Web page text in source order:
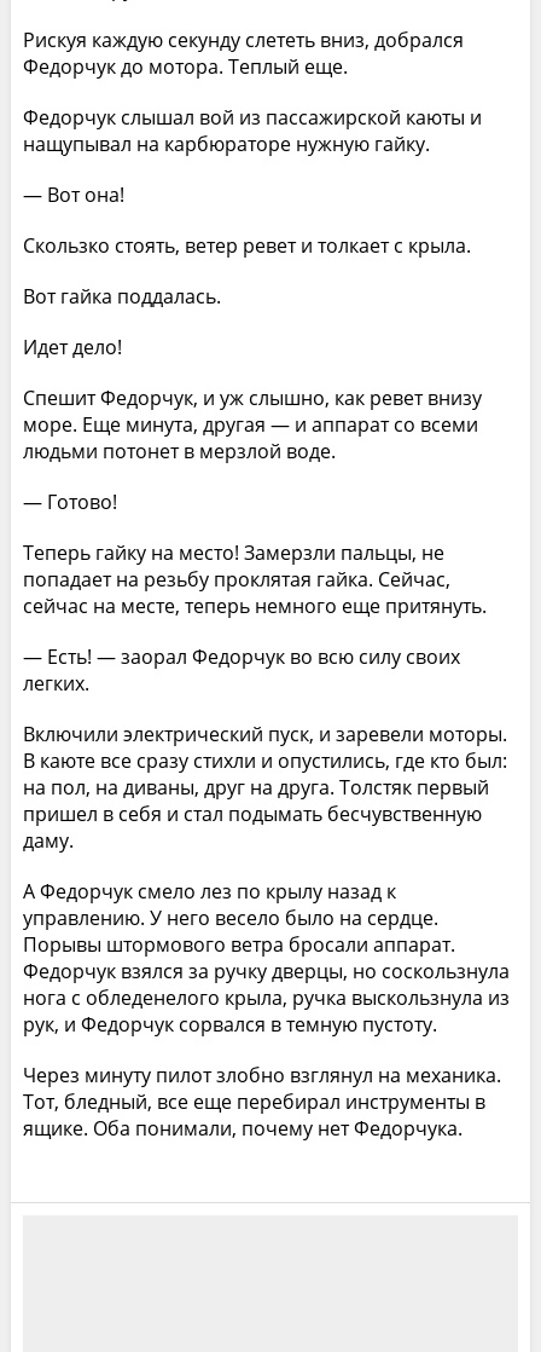
Рискуя каждую секунду слететь вниз, добрался
Федорчук до мотора. Теплый еще.
Федорчук слышал вой из пассажирской каюты и
нащупывал на карбюраторе нужную гайку.
— Вот она!
Скользко стоять, ветер ревет и толкает с крыла.
Вот гайка поддалась.
Идет дело!
Спешит Федорчук, и уж слышно, как ревет внизу
море. Еще минута, другая — и аппарат со всеми
людьми потонет в мерзлой воде.
— Готово!
Теперь гайку на место! Замерзли пальцы, не
попадает на резьбу проклятая гайка. Сейчас,
сейчас на месте, теперь немного еще притянуть.
— Есть! — заорал Федорчук во всю силу своих
легких.
Включили электрический пуск, и заревели моторы.
В каюте все сразу стихли и опустились, где кто был:
на пол, на диваны, друг на друга. Толстяк первый
пришел в себя и стал подымать бесчувственную
даму.
А Федорчук смело лез по крылу назад к
управлению. У него весело было на сердце.
Порывы штормового ветра бросали аппарат.
Федорчук взялся за ручку дверцы, но соскользнула
нога с обледенелого крыла, ручка выскользнула из
рук, и Федорчук сорвался в темную пустоту.
Через минуту пилот злобно взглянул на механика.
Тот, бледный, все еще перебирал инструменты в
ящике. Оба понимали, почему нет Федорчука.